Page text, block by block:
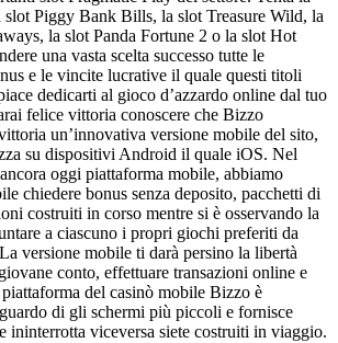
slot Piggy Bank Bills, la slot Treasure Wild, la
la slot Panda Fortune 2 o la slot Hot
una vasta scelta successo tutte le
e le vincite lucrative il quale questi titoli
dedicarti al gioco d’azzardo online dal tuo
felice vittoria conoscere che Bizzo
un’innovativa versione mobile del sito,
su dispositivi Android il quale iOS. Nel
oggi piattaforma mobile, abbiamo
chiedere bonus senza deposito, pacchetti di
costruiti in corso mentre si è osservando la
a ciascuno i propri giochi preferiti da
versione mobile ti darà persino la libertà
conto, effettuare transazioni online e
del casinò mobile Bizzo è
di gli schermi più piccoli e fornisce
ininterrotta viceversa siete costruiti in viaggio.